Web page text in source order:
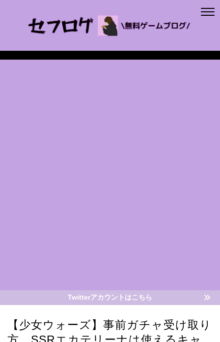
Twitterアカウントはこちら
【少女ウォーズ】事前ガチャ受け取り